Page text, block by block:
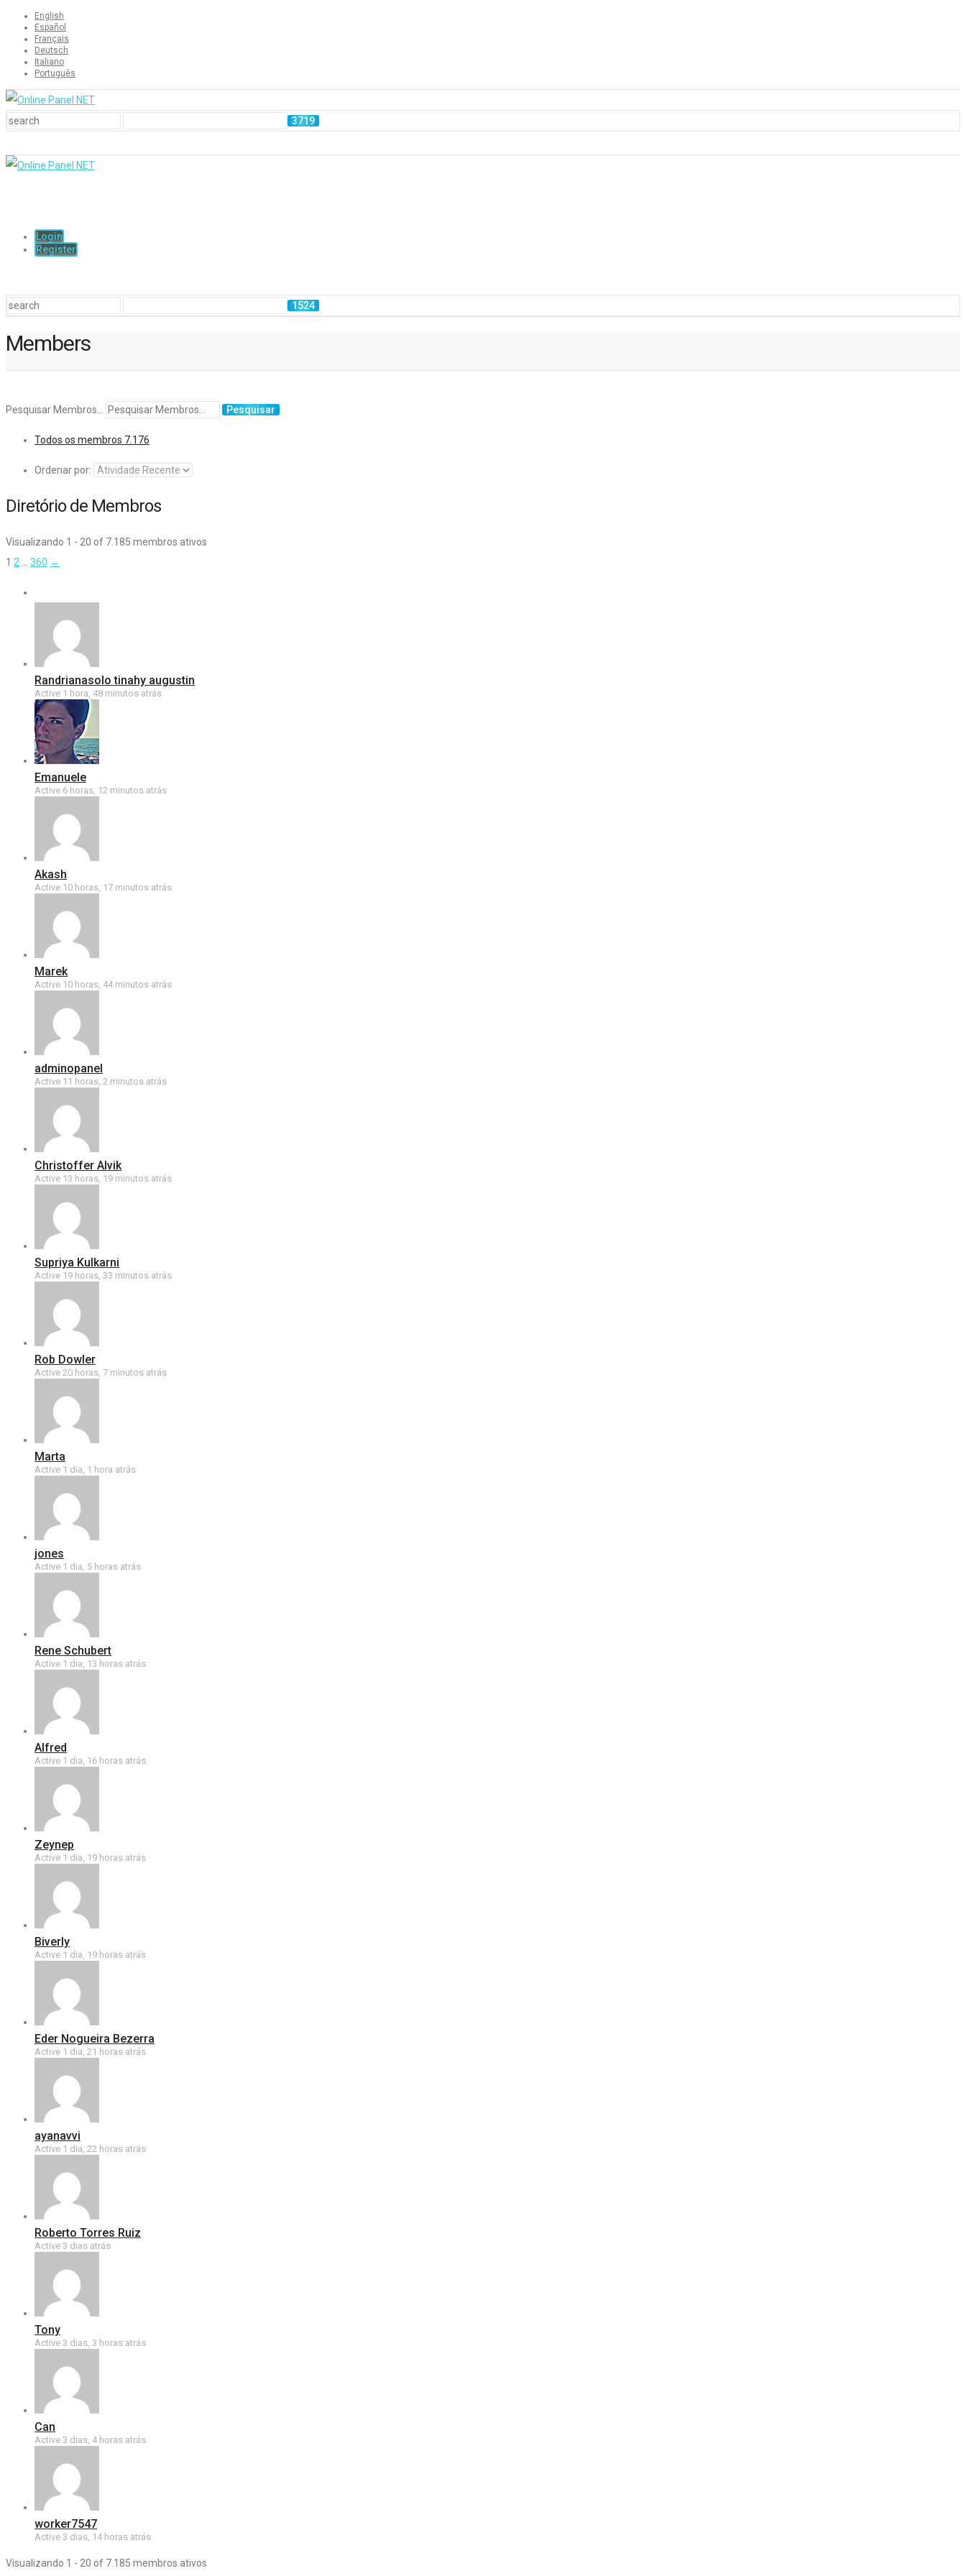
English
Español
Français
Deutsch
Italiano
Português
Login
Register
Members
Pesquisar Membros...
Todos os membros 7.176
Ordenar por:
Diretório de Membros
Visualizando 1 - 20 of 7.185 membros ativos
1 2 360 →
Randrianasolo tinahy augustin
Active 1 hora, 48 minutos atrás
Emanuele
Active 6 horas, 12 minutos atrás
Akash
Active 10 horas, 17 minutos atrás
Marek
Active 10 horas, 44 minutos atrás
adminopanel
Active 11 horas, 2 minutos atrás
Christoffer Alvik
Active 13 horas, 19 minutos atrás
Supriya Kulkarni
Active 19 horas, 33 minutos atrás
Rob Dowler
Active 20 horas, 7 minutos atrás
Marta
Active 1 dia, 1 hora atrás
jones
Active 1 dia, 5 horas atrás
Rene Schubert
Active 1 dia, 13 horas atrás
Alfred
Active 1 dia, 16 horas atrás
Zeynep
Active 1 dia, 19 horas atrás
Biverly
Active 1 dia, 19 horas atrás
Eder Nogueira Bezerra
Active 1 dia, 21 horas atrás
ayanavvi
Active 1 dia, 22 horas atrás
Roberto Torres Ruiz
Active 3 dias atrás
Tony
Active 3 dias, 3 horas atrás
Can
Active 3 dias, 4 horas atrás
worker7547
Active 3 dias, 14 horas atrás
Visualizando 1 - 20 of 7.185 membros ativos